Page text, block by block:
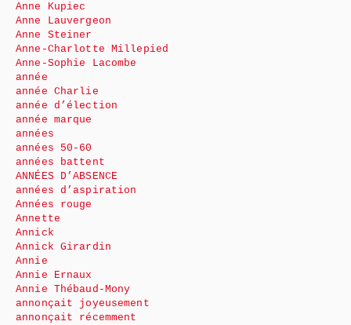
Anne Kupiec
Anne Lauvergeon
Anne Steiner
Anne-Charlotte Millepied
Anne-Sophie Lacombe
année
année Charlie
année d’élection
année marque
années
années 50-60
années battent
ANNÉES D’ABSENCE
années d’aspiration
Années rouge
Annette
Annick
Annick Girardin
Annie
Annie Ernaux
Annie Thébaud-Mony
annonçait joyeusement
annonçait récemment